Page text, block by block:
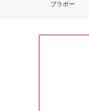
ブラボー